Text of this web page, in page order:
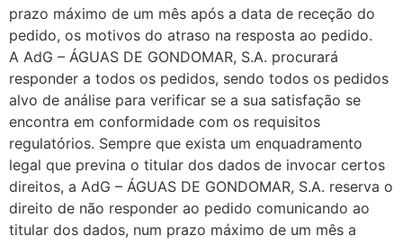
prazo máximo de um mês após a data de receção do
pedido, os motivos do atraso na resposta ao pedido.
A AdG – ÁGUAS DE GONDOMAR, S.A. procurará
responder a todos os pedidos, sendo todos os pedidos
alvo de análise para verificar se a sua satisfação se
encontra em conformidade com os requisitos
regulatórios. Sempre que exista um enquadramento
legal que previna o titular dos dados de invocar certos
direitos, a AdG – ÁGUAS DE GONDOMAR, S.A. reserva o
direito de não responder ao pedido comunicando ao
titular dos dados, num prazo máximo de um mês a